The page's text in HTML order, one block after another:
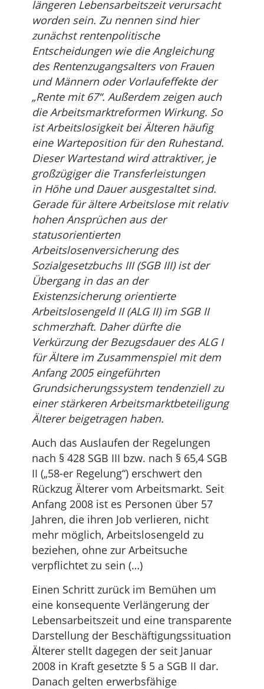
längeren Lebensarbeitszeit verursacht
worden sein. Zu nennen sind hier
zunächst rentenpolitische
Entscheidungen wie die Angleichung
des Rentenzugangsalters von Frauen
und Männern oder Vorlaufeffekte der
„Rente mit 67“. Außerdem zeigen auch
die Arbeitsmarktreformen Wirkung. So
ist Arbeitslosigkeit bei Älteren häufig
eine Warteposition für den Ruhestand.
Dieser Wartestand wird attraktiver, je
großzügiger die Transferleistungen
in Höhe und Dauer ausgestaltet sind.
Gerade für ältere Arbeitslose mit relativ
hohen Ansprüchen aus der
statusorientierten
Arbeitslosenversicherung des
Sozialgesetzbuchs III (SGB III) ist der
Übergang in das an der
Existenzsicherung orientierte
Arbeitslosengeld II (ALG II) im SGB II
schmerzhaft. Daher dürfte die
Verkürzung der Bezugsdauer des ALG I
für Ältere im Zusammenspiel mit dem
Anfang 2005 eingeführten
Grundsicherungssystem tendenziell zu
einer stärkeren Arbeitsmarktbeteiligung
Älterer beigetragen haben.
Auch das Auslaufen der Regelungen
nach § 428 SGB III bzw. nach § 65,4 SGB
II („58-er Regelung“) erschwert den
Rückzug Älterer vom Arbeitsmarkt. Seit
Anfang 2008 ist es Personen über 57
Jahren, die ihren Job verlieren, nicht
mehr möglich, Arbeitslosengeld zu
beziehen, ohne zur Arbeitsuche
verpflichtet zu sein (…)
Einen Schritt zurück im Bemühen um
eine konsequente Verlängerung der
Lebensarbeitszeit und eine transparente
Darstellung der Beschäftigungssituation
Älterer stellt dagegen der seit Januar
2008 in Kraft gesetzte § 5 a SGB II dar.
Danach gelten erwerbsfähige